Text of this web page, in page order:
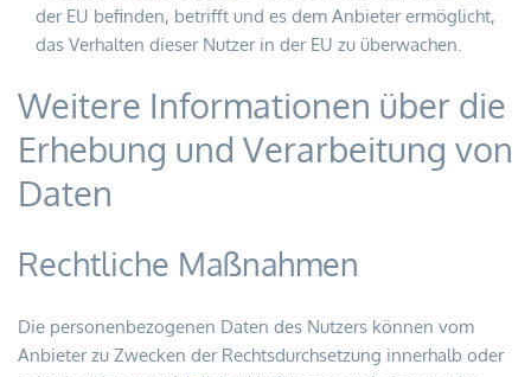
der EU befinden, betrifft und es dem Anbieter ermöglicht,
das Verhalten dieser Nutzer in der EU zu überwachen.
Weitere Informationen über die
Erhebung und Verarbeitung von
Daten
Rechtliche Maßnahmen
Die personenbezogenen Daten des Nutzers können vom
Anbieter zu Zwecken der Rechtsdurchsetzung innerhalb oder